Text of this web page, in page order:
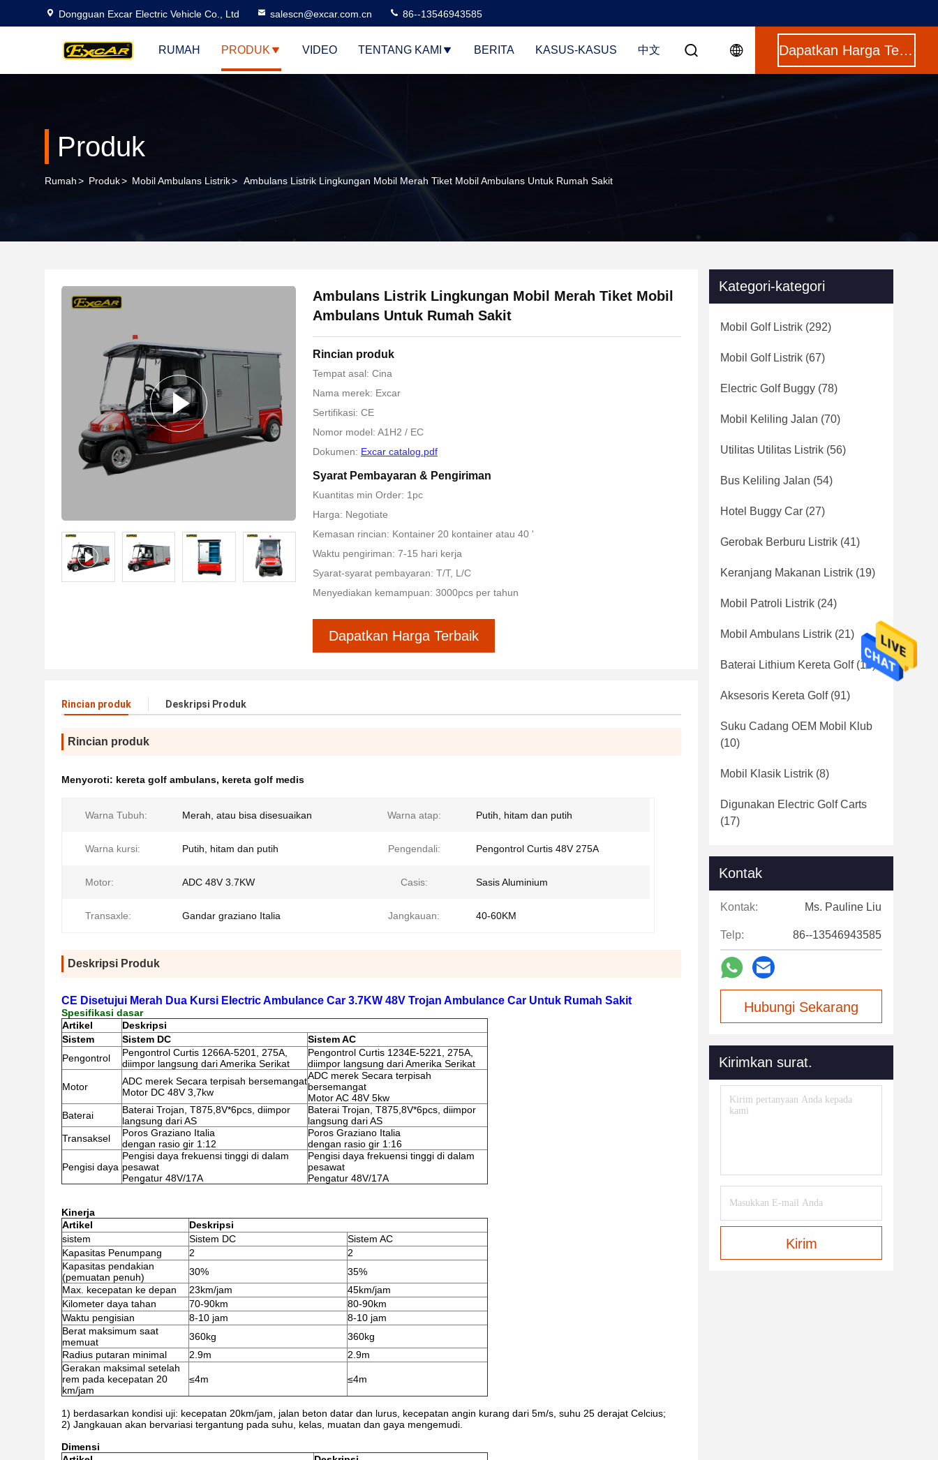
Dongguan Excar Electric Vehicle Co., Ltd salescn@excar.com.cn 86--13546943585
RUMAH PRODUK VIDEO TENTANG KAMI BERITA KASUS-KASUS 中文 Dapatkan Harga Terbaik
Produk
Rumah> Produk> Mobil Ambulans Listrik> Ambulans Listrik Lingkungan Mobil Merah Tiket Mobil Ambulans Untuk Rumah Sakit
Ambulans Listrik Lingkungan Mobil Merah Tiket Mobil
Ambulans Untuk Rumah Sakit
Rincian produk
Tempat asal: Cina
Nama merek: Excar
Sertifikasi: CE
Nomor model: A1H2 / EC
Dokumen: Excar catalog.pdf
Syarat Pembayaran & Pengiriman
Kuantitas min Order: 1pc
Harga: Negotiate
Kemasan rincian: Kontainer 20 kontainer atau 40 '
Waktu pengiriman: 7-15 hari kerja
Syarat-syarat pembayaran: T/T, L/C
Menyediakan kemampuan: 3000pcs per tahun
Dapatkan Harga Terbaik
Rincian produk Deskripsi Produk
Rincian produk
Menyoroti: kereta golf ambulans, kereta golf medis
Warna Tubuh: Merah, atau bisa disesuaikan Warna atap: Putih, hitam dan putih
Warna kursi: Putih, hitam dan putih Pengendali: Pengontrol Curtis 48V 275A
Motor: ADC 48V 3.7KW Casis: Sasis Aluminium
Transaxle: Gandar graziano Italia Jangkauan: 40-60KM
Deskripsi Produk
CE Disetujui Merah Dua Kursi Electric Ambulance Car 3.7KW 48V Trojan Ambulance Car Untuk Rumah Sakit
Spesifikasi dasar
Artikel
Deskripsi
Sistem
Sistem DC
Sistem AC
Pengontrol
Pengontrol Curtis 1266A-5201, 275A,
diimpor langsung dari Amerika Serikat
Pengontrol Curtis 1234E-5221, 275A,
diimpor langsung dari Amerika Serikat
Motor
ADC merek Secara terpisah bersemangat
Motor DC 48V 3,7kw
ADC merek Secara terpisah
bersemangat
Motor AC 48V 5kw
Baterai
Baterai Trojan, T875,8V*6pcs, diimpor
langsung dari AS
Baterai Trojan, T875,8V*6pcs, diimpor
langsung dari AS
Transaksel
Poros Graziano Italia
dengan rasio gir 1:12
Poros Graziano Italia
dengan rasio gir 1:16
Pengisi daya
Pengisi daya frekuensi tinggi di dalam
pesawat
Pengatur 48V/17A
Pengisi daya frekuensi tinggi di dalam
pesawat
Pengatur 48V/17A
Kinerja
Artikel
Deskripsi
sistem
Sistem DC
Sistem AC
Kapasitas Penumpang
2
2
Kapasitas pendakian
(pemuatan penuh)
30%
35%
Max. kecepatan ke depan
23km/jam
45km/jam
Kilometer daya tahan
70-90km
80-90km
Waktu pengisian
8-10 jam
8-10 jam
Berat maksimum saat
memuat
360kg
360kg
Radius putaran minimal
2.9m
2.9m
Gerakan maksimal setelah
rem pada kecepatan 20
km/jam
≤4m ≤4m
1) berdasarkan kondisi uji: kecepatan 20km/jam, jalan beton datar dan lurus, kecepatan angin kurang dari 5m/s, suhu 25 derajat Celcius;
2) Jangkauan akan bervariasi tergantung pada suhu, kelas, muatan dan gaya mengemudi.
Dimensi
Kategori-kategori
Mobil Golf Listrik (292)
Mobil Golf Listrik (67)
Electric Golf Buggy (78)
Mobil Keliling Jalan (70)
Utilitas Utilitas Listrik (56)
Bus Keliling Jalan (54)
Hotel Buggy Car (27)
Gerobak Berburu Listrik (41)
Keranjang Makanan Listrik (19)
Mobil Patroli Listrik (24)
Mobil Ambulans Listrik (21)
Baterai Lithium Kereta Golf(16)
Aksesoris Kereta Golf(91)
Suku Cadang OEM Mobil Klub
(10)
Mobil Klasik Listrik (8)
Digunakan Electric Golf Carts
(17)
Kontak
Kontak: Ms. Pauline Liu
Telp: 86--13546943585
Hubungi Sekarang
Kirimkan surat.
Kirim